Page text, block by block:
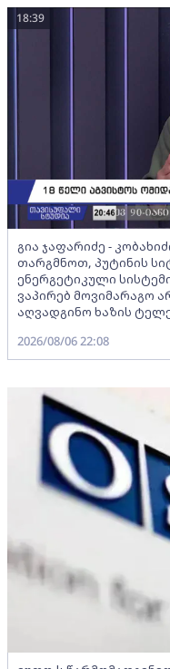
გია ჯაფარიძე -
თარგმნოთ, პუტინის
ენერგეტიკული
ვაპირებ მოვიმარაგო
აღვადგინო ხაზის
18:39
2026/08/06 22:08